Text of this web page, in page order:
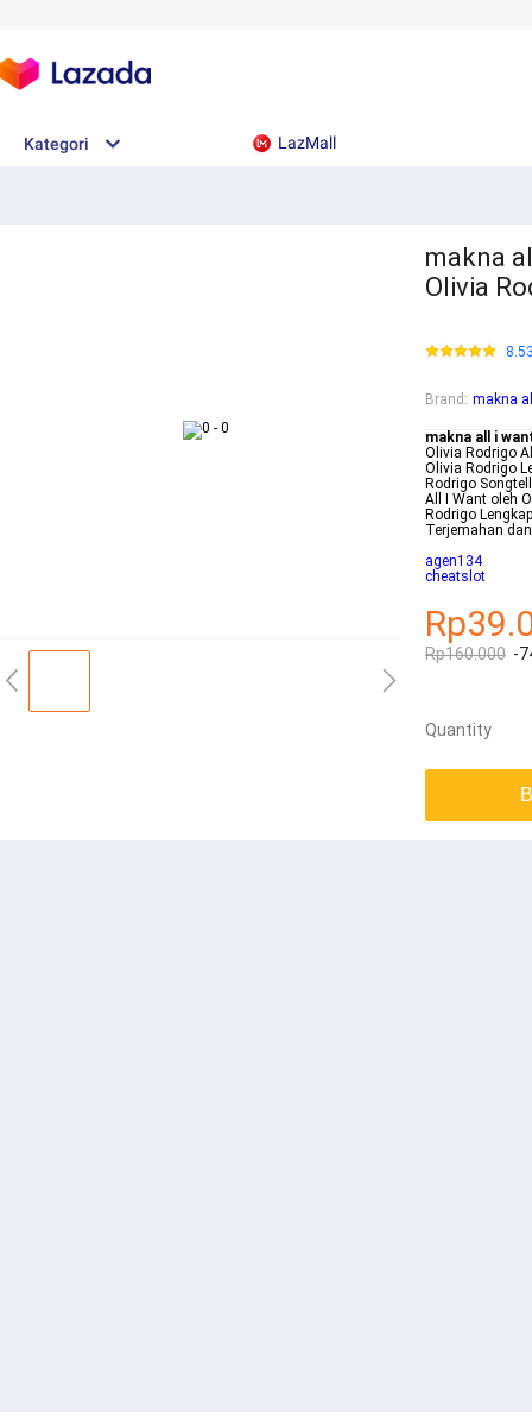
Kategori LazMall
makna
Olivia
Brand : makna
makna all i
Olivia Rodrigo
Olivia Rodrigo
Rodrigo
All I Want oleh
Rodrigo
Terjemahan
agen134
cheatslot
Rp160.000 -
Quantity